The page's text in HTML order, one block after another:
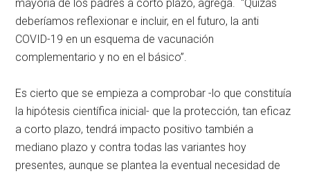
mayoría de los padres a corto plazo, agrega. “Quizás
deberíamos reflexionar e incluir, en el futuro, la anti
COVID-19 en un esquema de vacunación
complementario y no en el básico”.
Es cierto que se empieza a comprobar -lo que constituía
la hipótesis científica inicial- que la protección, tan eficaz
a corto plazo, tendrá impacto positivo también a
mediano plazo y contra todas las variantes hoy
presentes, aunque se plantea la eventual necesidad de